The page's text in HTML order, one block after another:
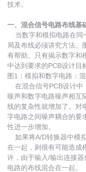
技术。
一、混合信号电路布线基
当数字和模拟电路在同
局及布线必须讲究方法。
有帮助。只有揭示数字和
中达到要求的PCB设计目
图1：模拟和数字电路：
在混合信号PCB设计中
噪声和数字电路噪声相互
线的复杂性就增加了。对
字电路之间噪声耦合的要
性进一步增加。
如果将A/D转换器中模
在一起，则很有可能造成
许，由于输入/输出连接
电路的布线混合在一起。